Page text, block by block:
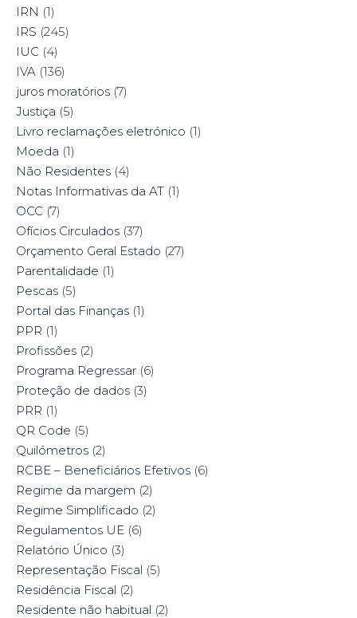
IRN (1)
IRS (245)
IUC (4)
IVA (136)
juros moratórios (7)
Justiça (5)
Livro reclamações eletrónico (1)
Moeda (1)
Não Residentes (4)
Notas Informativas da AT (1)
OCC (7)
Ofícios Circulados (37)
Orçamento Geral Estado (27)
Parentalidade (1)
Pescas (5)
Portal das Finanças (1)
PPR (1)
Profissões (2)
Programa Regressar (6)
Proteção de dados (3)
PRR (1)
QR Code (5)
Quilómetros (2)
RCBE – Beneficiários Efetivos (6)
Regime da margem (2)
Regime Simplificado (2)
Regulamentos UE (6)
Relatório Único (3)
Representação Fiscal (5)
Residência Fiscal (2)
Residente não habitual (2)